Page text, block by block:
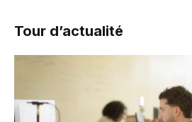
Tour d’actualité